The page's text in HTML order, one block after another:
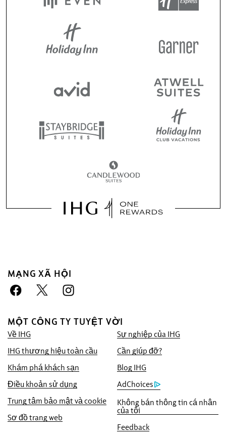
MẠNG XÃ HỘI
MỘT CÔNG TY TUYỆT VỜI
Về IHG
Sự nghiệp của IHG
IHG thương hiệu toàn cầu
Cần giúp đỡ?
Khám phá khách sạn
Blog IHG
Điều khoản sử dụng
AdChoices
Trung tâm bảo mật và cookie
Không bán thông tin cá nhân
của tôi
Sơ đồ trang web
Feedback
Đặt trước với chúng tôi lợi thế
Chúng tôi cam kết cung cấp cho quý khách
mức giá trực tuyến thấp nhất hiện có, nếu
không chúng tôi sẽ áp dụng mức giá đó và
tặng quý vị gấp năm lần điểm IHG®
Rewards, tối đa đến 40.000 điểm.
Đảm bảo đặt chỗ trực tuyến
Phòng của bạn được đảm bảo.
Không thu phí đặt phòng!